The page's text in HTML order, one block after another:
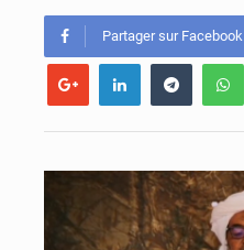
Partager sur Facebook